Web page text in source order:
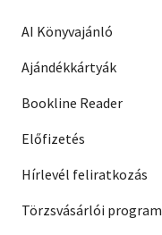
AI Könyvajánló
Ajándékkártyák
Bookline Reader
Előfizetés
Hírlevél feliratkozás
Törzsvásárlói program